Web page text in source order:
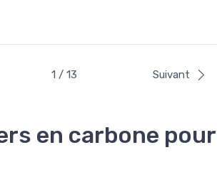
1 / 13 Suivant
en carbone pour